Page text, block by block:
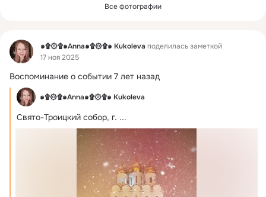
Все фотографии
Фид ๑۩۞۩๑Anna๑۩۞۩๑ Kukoleva поделилась заметкой
17 ноя 2025
Воспоминание о событии 7 лет назад
๑۩۞۩๑Anna๑۩۞۩๑ Kukoleva
Свято-Троицкий собор, г. ...